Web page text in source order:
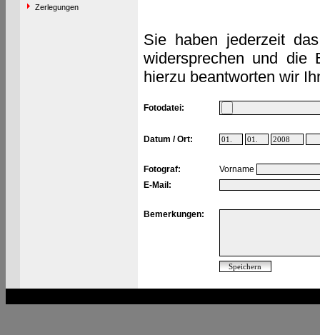
Zerlegungen
Sie haben jederzeit
widersprechen und die
hierzu beantworten wir
Fotodatei:
Datum / Ort:
Fotograf:
Vorname
E-Mail:
Bemerkungen: